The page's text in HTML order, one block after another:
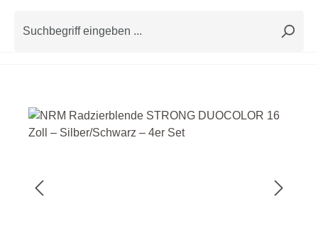
Bildergalerie überspringen